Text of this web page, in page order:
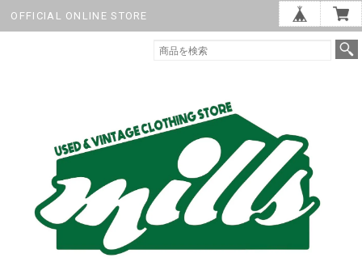
OFFICIAL ONLINE STORE